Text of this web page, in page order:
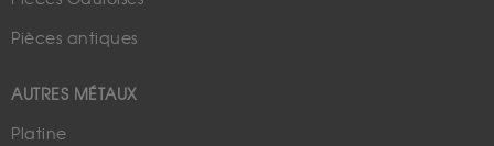
Pièces antiques
AUTRES MÉTAUX
Platine